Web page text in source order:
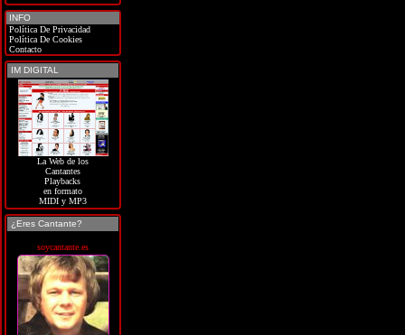
INFO
Política De Privacidad
Política De Cookies
Contacto
IM DIGITAL
La Web de los
Cantantes
Playbacks
en formato
MIDI y MP3
¿Eres Cantante?
soycantante.es